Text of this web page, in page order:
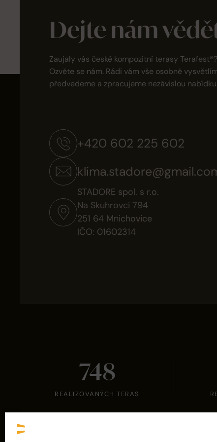
Dejte nám
Zaujaly vás české kompozitní terasy Terafest®?
Ozvěte se nám. Rádi vám vše osobně
předvedeme a zpracujeme nezávislou nabídku.
+420 602 225 602
STADORE spol. s r.o.
Na Skuhrovci 794
251 64 Mnichovice
IČO: 01602314
748
REALIZOVANÝCH TERAS